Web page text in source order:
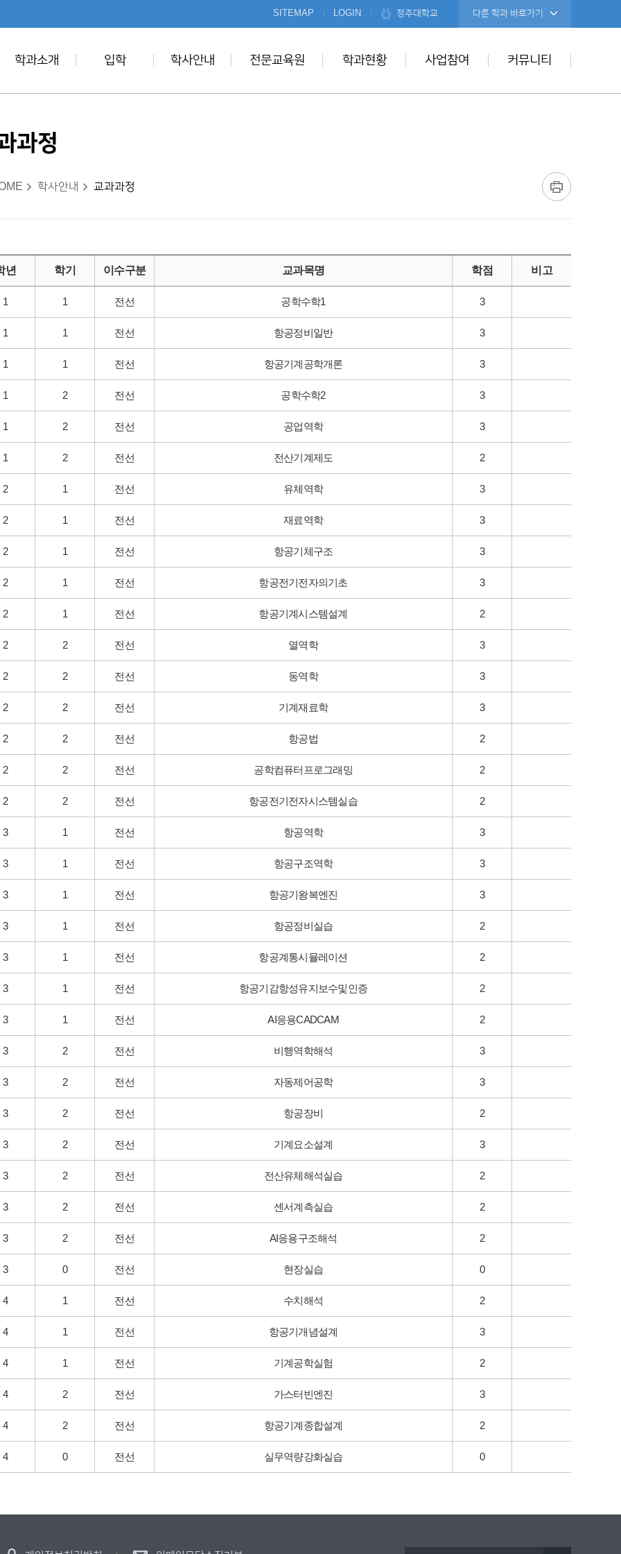
SITEMAP LOGIN 청주대학교 다른 학과 바로가기
학과소개 입학 학사안내 전문교육원 학과현황 사업참여 커뮤니티
과정
학사안내 교과과정
년 학기 이수구분 교과목명 학점 비고
1 1 전선 공학수학1 3
1 1 전선 항공정비일반 3
1 1 전선 항공기계공학개론 3
1 2 전선 공학수학2 3
1 2 전선 공업역학 3
1 2 전선 전산기계제도 2
2 1 전선 유체역학 3
2 1 전선 재료역학 3
2 1 전선 항공기체구조 3
2 1 전선 항공전기전자의기초 3
2 1 전선 항공기계시스템설계 2
2 2 전선 열역학 3
2 2 전선 동역학 3
2 2 전선 기계재료학 3
2 2 전선 항공법 2
2 2 전선 공학컴퓨터프로그래밍 2
2 2 전선 항공전기전자시스템실습 2
3 1 전선 항공역학 3
3 1 전선 항공구조역학 3
3 1 전선 항공기왕복엔진 3
3 1 전선 항공정비실습 2
3 1 전선 항공계통시뮬레이션 2
3 1 전선 항공기감항성유지보수및인증 2
3 1 전선 AI응용CADCAM 2
3 2 전선 비행역학해석 3
3 2 전선 자동제어공학 3
3 2 전선 항공장비 2
3 2 전선 기계요소설계 3
3 2 전선 전산유체해석실습 2
3 2 전선 센서계측실습 2
3 2 전선 AI응용구조해석 2
3 0 전선 현장실습 0
4 1 전선 수치해석 2
4 1 전선 항공기개념설계 3
4 1 전선 기계공학실험 2
4 2 전선 가스터빈엔진 3
4 2 전선 항공기계종합설계 2
4 0 전선 실무역량강화실습 0